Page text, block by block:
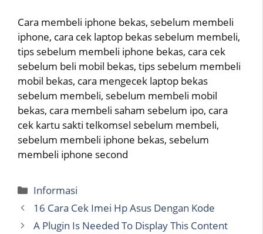
Cara membeli iphone bekas, sebelum membeli
iphone, cara cek laptop bekas sebelum membeli,
tips sebelum membeli iphone bekas, cara cek
sebelum beli mobil bekas, tips sebelum membeli
mobil bekas, cara mengecek laptop bekas
sebelum membeli, sebelum membeli mobil
bekas, cara membeli saham sebelum ipo, cara
cek kartu sakti telkomsel sebelum membeli,
sebelum membeli iphone bekas, sebelum
membeli iphone second
Categories
Informasi
16 Cara Cek Imei Hp Asus Dengan Kode
A Plugin Is Needed To Display This Content